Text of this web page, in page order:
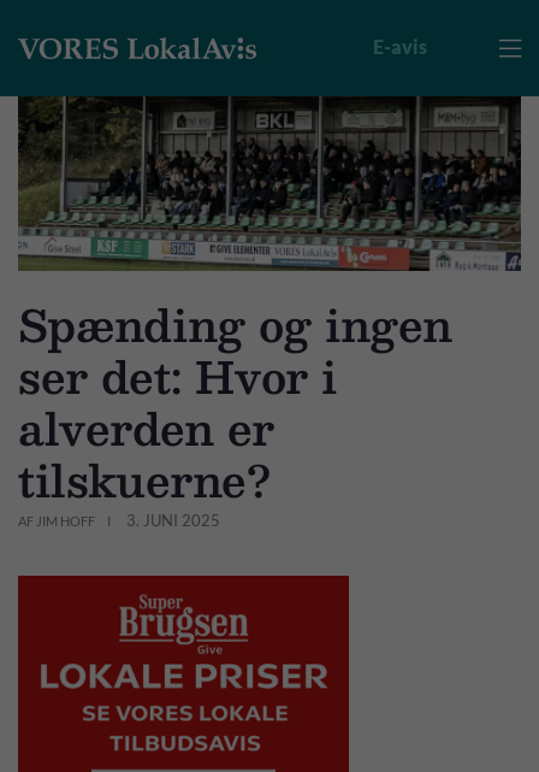

E-avis
Spænding og ingen
ser det: Hvor i
alverden er
tilskuerne?
AF JIM HOFF 3. JUNI 2025